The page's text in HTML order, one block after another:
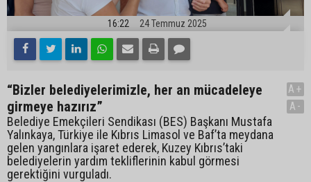
16:22 24 Temmuz 2025
“Bizler belediyelerimizle, her an mücadeleye
girmeye hazırız”
Belediye Emekçileri Sendikası (BES) Başkanı Mustafa
Yalınkaya, Türkiye ile Kıbrıs Limasol ve Baf’ta meydana
gelen yangınlara işaret ederek, Kuzey Kıbrıs’taki
belediyelerin yardım tekliflerinin kabul görmesi
gerektiğini vurguladı.
A+
A-